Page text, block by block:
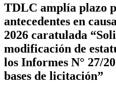
TDLC amplía plazo
antecedentes en
2026 caratulada
modificación de
los Informes N° 27/
bases de licitación”